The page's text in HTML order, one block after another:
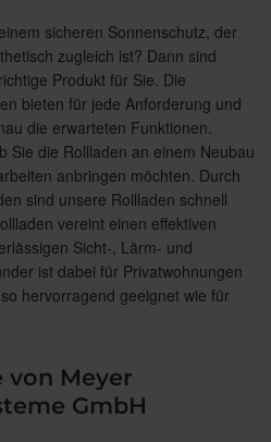
sicheren Sonnenschutz, der
zugleich ist? Dann sind
Produkt für Sie. Die
bieten für jede Anforderung und
die erwarteten Funktionen.
Sie die Rollladen an einem Neubau
anbringen möchten. Durch
sind unsere Rollladen schnell
vereint einen effektiven
Sicht-, Lärm- und
ist dabei für Privatwohnungen
hervorragend geeignet wie für
von Meyer
GmbH